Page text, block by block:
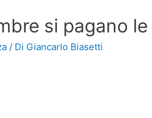
si pagano
/ Di Giancarlo Biasetti